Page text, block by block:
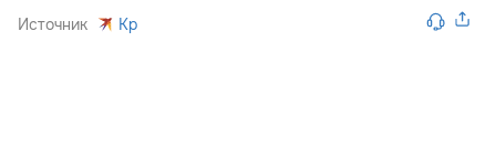
Источник Kp